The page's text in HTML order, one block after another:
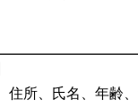
所、氏名、年齢、